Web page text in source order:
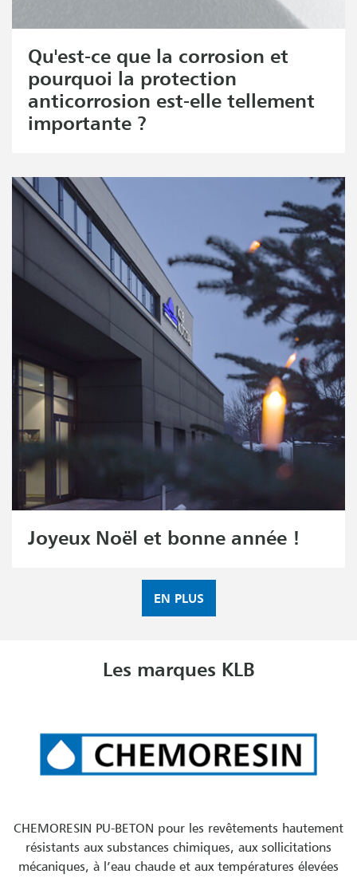
Qu'est-ce que la corrosion et
pourquoi la protection
anticorrosion est-elle tellement
importante ?
Joyeux Noël et bonne année !
EN PLUS
Les marques KLB
CHEMORESIN PU-BETON pour les revêtements hautement
résistants aux substances chimiques, aux sollicitations
mécaniques, à l’eau chaude et aux températures élevées